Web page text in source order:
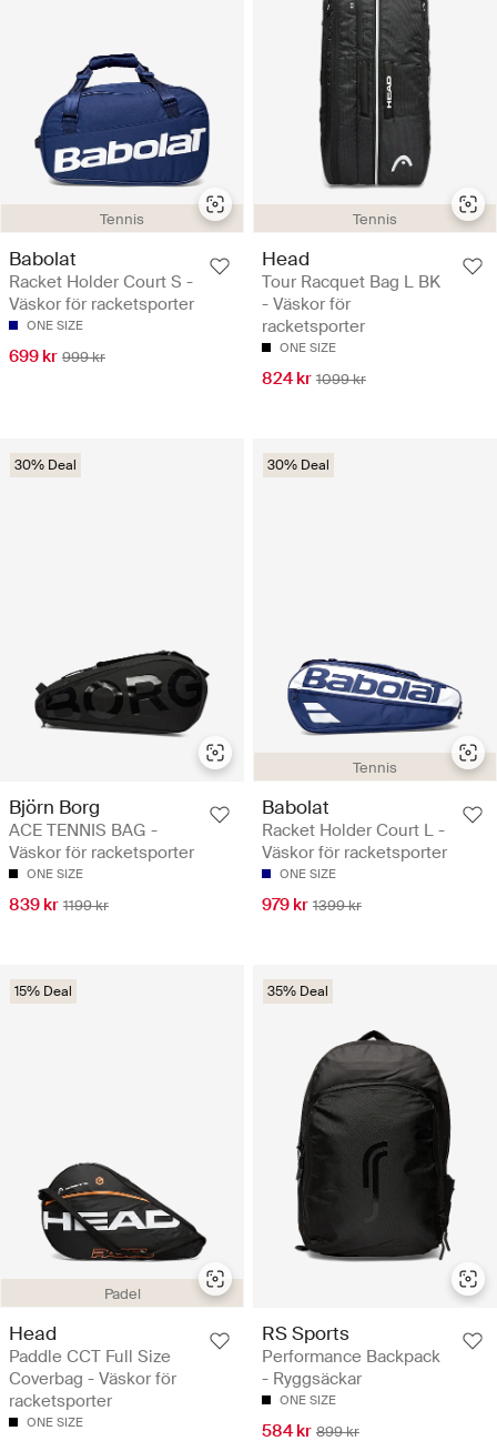
Tennis
Babolat
Racket Holder Court S -
Väskor för racketsporter
ONE SIZE
699 kr 999 kr
Tennis
Head
Tour Racquet Bag L BK
- Väskor för
racketsporter
ONE SIZE
824 kr 1099 kr
30% Deal
Björn Borg
ACE TENNIS BAG -
Väskor för racketsporter
ONE SIZE
839 kr 1199 kr
Tennis
30% Deal
Babolat
Racket Holder Court L -
Väskor för racketsporter
ONE SIZE
979 kr 1399 kr
Padel
15% Deal
Head
Paddle CCT Full Size
Coverbag - Väskor för
racketsporter
ONE SIZE
35% Deal
RS Sports
Performance Backpack
- Ryggsäckar
ONE SIZE
584 kr 899 kr